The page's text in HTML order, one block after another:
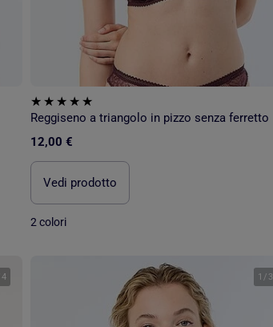
Reggiseno a triangolo in pizzo senza ferretto
12,00 €
Vedi prodotto
2 colori
4 1 / 3